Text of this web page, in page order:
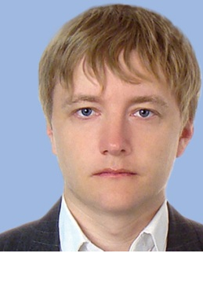
Перейти к основному содержанию